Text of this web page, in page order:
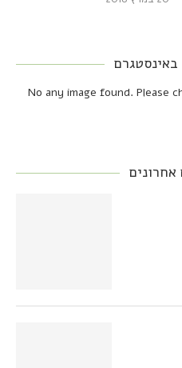
No any image found. Please
אחרונים